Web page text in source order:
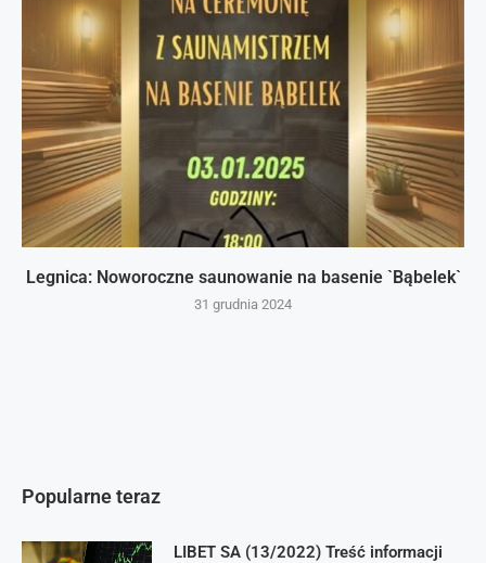
Legnica: Noworoczne saunowanie na basenie `Bąbelek`
31 grudnia 2024
Popularne teraz
LIBET SA (13/2022) Treść informacji